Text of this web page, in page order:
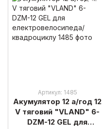
Артикул: 1485
Акумулятор 12 а/год 12
V тяговий "VLAND" 6-
DZM-12 GEL для